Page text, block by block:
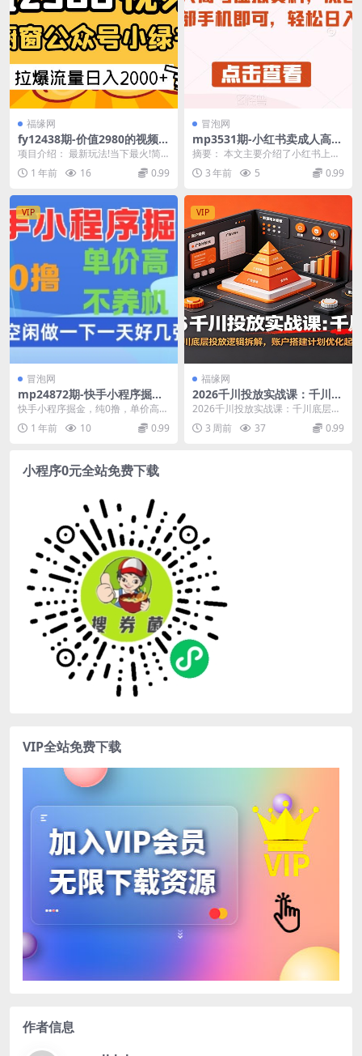
福缘网
fy12438期-价值2980的视频号
短视频橱窗带货和公众号小绿
书图文带货，拉爆流量日收益
2000+
项目介绍： 最新玩法!当下最火!简
单零成本!纯自然流，0粉丝一样开
橱窗带货，复制...
1 年前 16 0.99
冒泡网
mp3531期-小红书卖成人高考
虚拟资料，风口项目，热度
大，1部手机即可，轻松日入2
00+【揭秘】(揭秘小红书上的
摘要： 本文主要介绍了小红书上销
售成人高考虚拟资料的风口项目。
作者指出，10月份...
3 年前 5 0.99
VIP
冒泡网
mp24872期-快手小程序掘
金，纯0撸，单价高不养机 利
用空闲时间做一做，一天好几
张
快手小程序掘金，纯0撸，单价高不
养机 利用空闲时间做一做，一天好
几张【揭秘】 项...
1 年前 10 0.99
VIP
福缘网
2026千川投放实战课：千川底
层投放逻辑拆解，账户搭建计
划优化起量
2026千川投放实战课：千川底层投
放逻辑拆解，账户搭建计划优化起
量课程目录1.2...
3 周前 37 0.99
小程序0元全站免费下载
VIP全站免费下载
作者信息